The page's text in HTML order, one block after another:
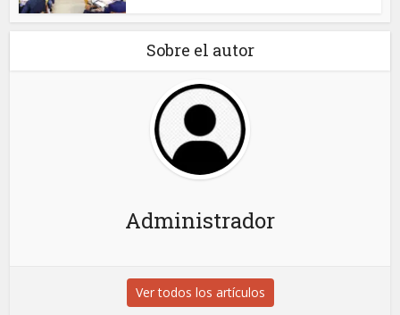
Sobre el autor
Administrador
Ver todos los artículos